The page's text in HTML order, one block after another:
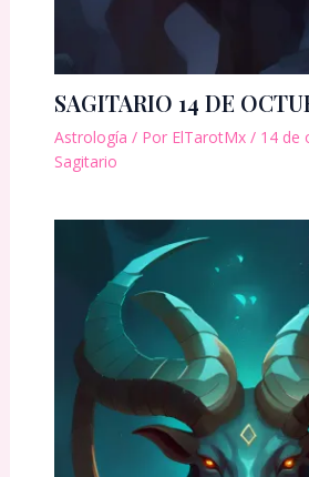
SAGITARIO 14 DE
Astrología / Por ElTarotMx / 14 de
Sagitario